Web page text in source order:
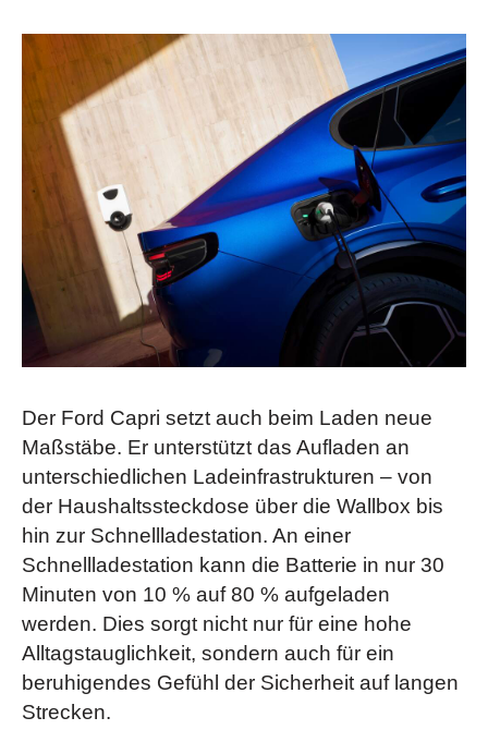
Der Ford Capri setzt auch beim Laden neue
Maßstäbe. Er unterstützt das Aufladen an
unterschiedlichen Ladeinfrastrukturen – von
der Haushaltssteckdose über die Wallbox bis
hin zur Schnellladestation. An einer
Schnellladestation kann die Batterie in nur 30
Minuten von 10 % auf 80 % aufgeladen
werden. Dies sorgt nicht nur für eine hohe
Alltagstauglichkeit, sondern auch für ein
beruhigendes Gefühl der Sicherheit auf langen
Strecken.